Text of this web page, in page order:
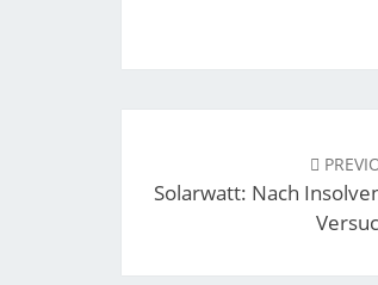
Post
Solarwatt: Nach